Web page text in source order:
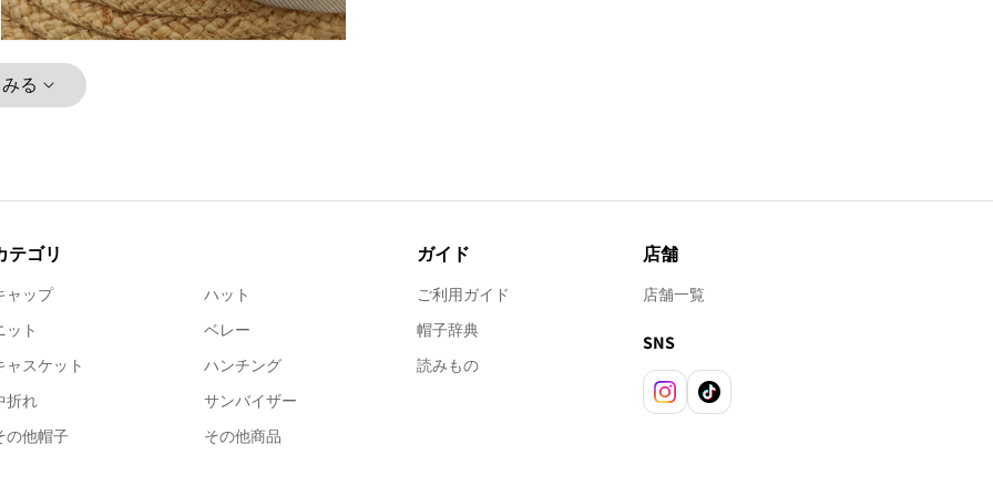
る
テゴリ
ャップ
ハット
ット
ベレー
ャスケット
ハンチング
折れ
サンバイザー
の他帽子
その他商品
ガイド
ご利用ガイド
帽子辞典
読みもの
店舗
店舗一覧
SNS
Instagram
TikTok